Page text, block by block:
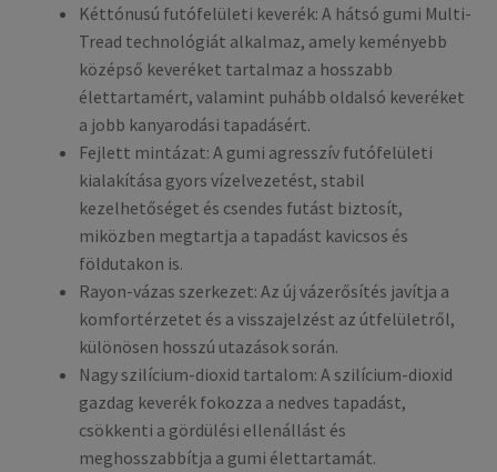
Kéttónusú futófelületi keverék: A hátsó gumi Multi-
Tread technológiát alkalmaz, amely keményebb
középső keveréket tartalmaz a hosszabb
élettartamért, valamint puhább oldalsó keveréket
a jobb kanyarodási tapadásért.
Fejlett mintázat: A gumi agresszív futófelületi
kialakítása gyors vízelvezetést, stabil
kezelhetőséget és csendes futást biztosít,
miközben megtartja a tapadást kavicsos és
földutakon is.
Rayon-vázas szerkezet: Az új vázerősítés javítja a
komfortérzetet és a visszajelzést az útfelületről,
különösen hosszú utazások során.
Nagy szilícium-dioxid tartalom: A szilícium-dioxid
gazdag keverék fokozza a nedves tapadást,
csökkenti a gördülési ellenállást és
meghosszabbítja a gumi élettartamát.